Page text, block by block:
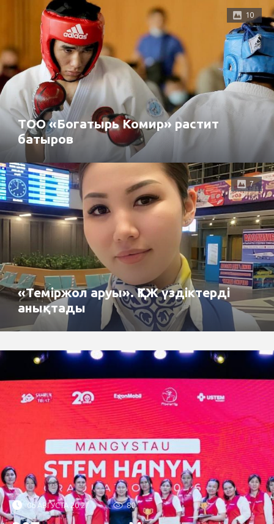
10
ТОО «Богатырь Комир» растит
батыров
7
«Теміржол аруы». ҚТЖ үздіктерді
анықтады
06 АВГУСТА 20:27 80